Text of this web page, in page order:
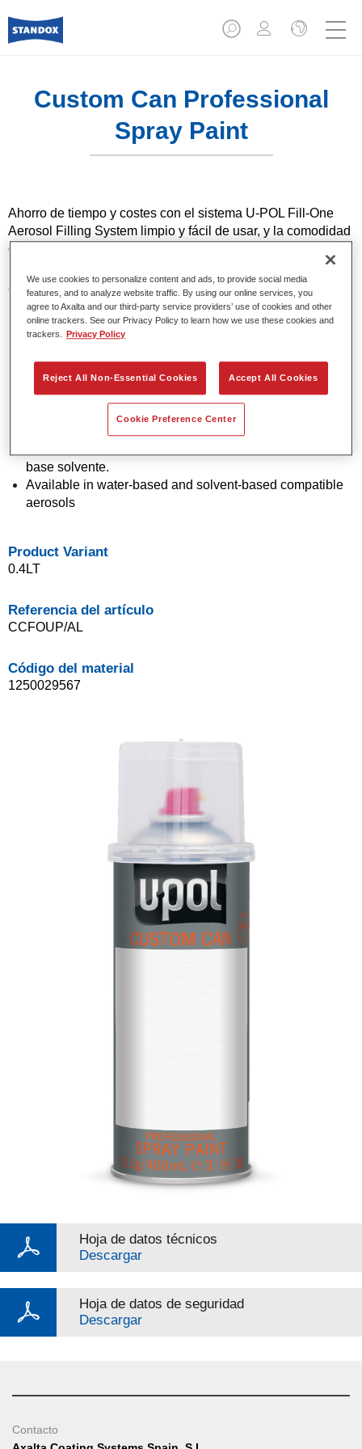
Custom Can Professional
Spray Paint
Ahorro de tiempo y costes con el sistema U-POL Fill-One
Aerosol Filling System limpio y fácil de usar, y la comodidad
del aerosol U-POL Custom Can.
Características del producto
Menores existencias de aerosoles de colores
Válvula resistente y aplicación profesional
Proporciona un acabado similar al de una pistola de
pintar
Pregasificado, listo para rellenar con cualquier color de
pintura
Se suministra con una tapa Fill-One para usar con la
máquina Fill-One
base solvente.
Available in water-based and solvent-based compatible
aerosols
Product Variant
0.4LT
Referencia del artículo
CCFOUP/AL
Código del material
1250029567
Hoja de datos técnicos
Descargar
Hoja de datos de seguridad
Descargar
Contacto
We use cookies to personalize content and ads, to provide social media
features, and to analyze website traffic. By using our online services, you
agree to Axalta and our third-party service providers’ use of cookies and other
online trackers. See our Privacy Policy to learn how we use these cookies and
trackers.
Privacy Policy
Reject All Non-Essential Cookies Accept All Cookies
Cookie Preference Center